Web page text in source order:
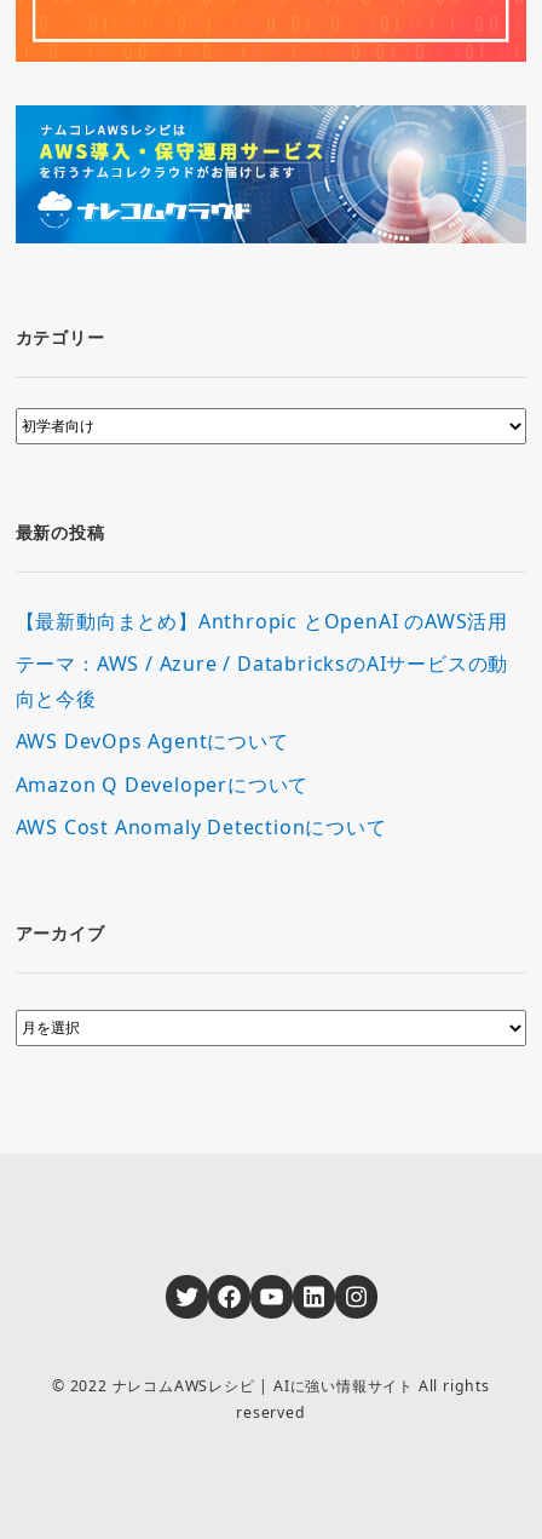
カテゴリー
カ
テ
ー
最新の投稿
【最新動向まとめ】Anthropic とOpenAI のAWS活用
テーマ：AWS / Azure / DatabricksのAIサービスの動
向と今後
AWS DevOps Agentについて
Amazon Q Developerについて
AWS Cost Anomaly Detectionについて
アーカイブ
Twitter Facebook YouTube LinkedIn Instagram
© 2022 ナレコムAWSレシピ | AIに強い情報サイト All rights
reserved